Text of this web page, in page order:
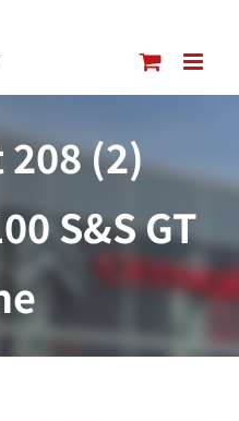
208 (2)
S&S GT